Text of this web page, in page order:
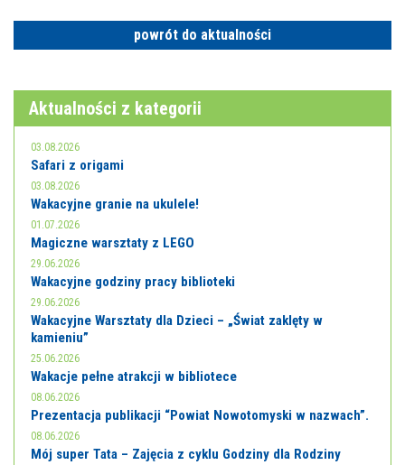
powrót do aktualności
Aktualności z kategorii
03.08.2026
Safari z origami
03.08.2026
Wakacyjne granie na ukulele!
01.07.2026
Magiczne warsztaty z LEGO
29.06.2026
Wakacyjne godziny pracy biblioteki
29.06.2026
Wakacyjne Warsztaty dla Dzieci – „Świat zaklęty w
kamieniu”
25.06.2026
Wakacje pełne atrakcji w bibliotece
08.06.2026
Prezentacja publikacji “Powiat Nowotomyski w nazwach”.
08.06.2026
Mój super Tata – Zajęcia z cyklu Godziny dla Rodziny